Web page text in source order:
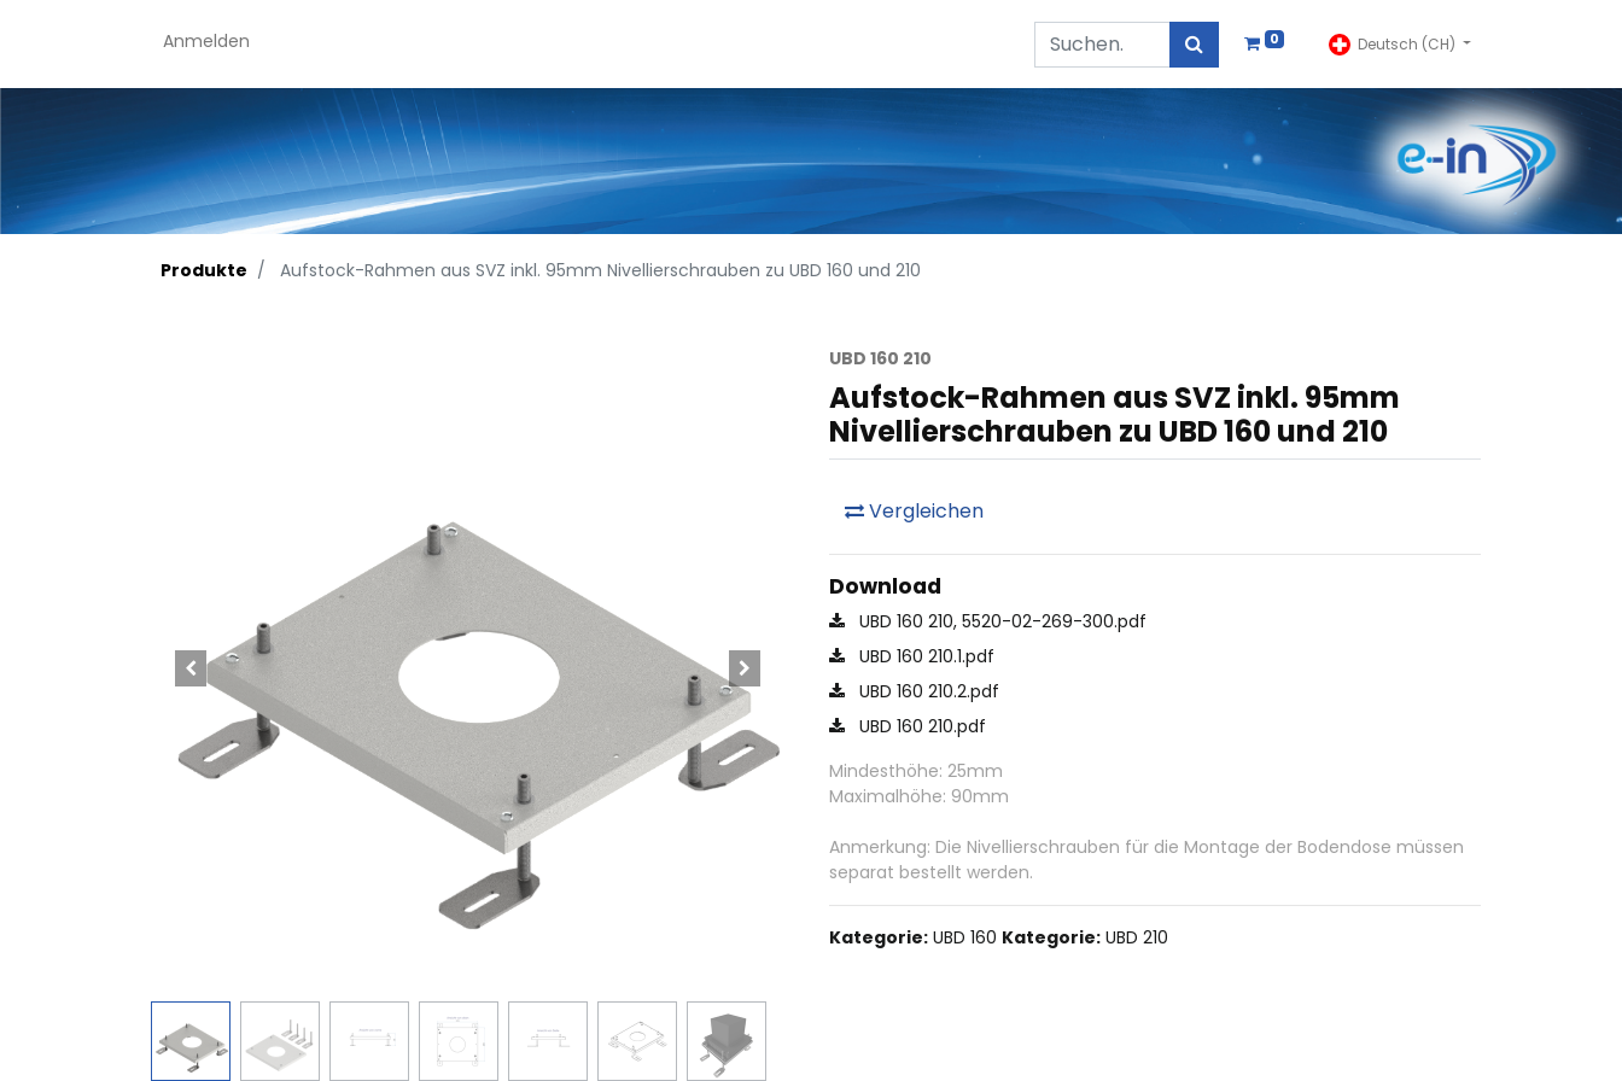
Anmelden 0 Deutsch (CH)
Produkte Aufstock-Rahmen aus SVZ inkl. 95mm Nivellierschrauben zu UBD 160 und 210
UBD 160 210
Aufstock-Rahmen aus SVZ inkl. 95mm
Nivellierschrauben zu UBD 160 und 210
Vergleichen
Download
UBD 160 210, 5520-02-269-300.pdf
UBD 160 210.1.pdf
UBD 160 210.2.pdf
UBD 160 210.pdf
Mindesthöhe: 25mm
Maximalhöhe: 90mm
Anmerkung: Die Nivellierschrauben für die Montage der Bodendose müssen
separat bestellt werden.
Kategorie: UBD 160 Kategorie: UBD 210